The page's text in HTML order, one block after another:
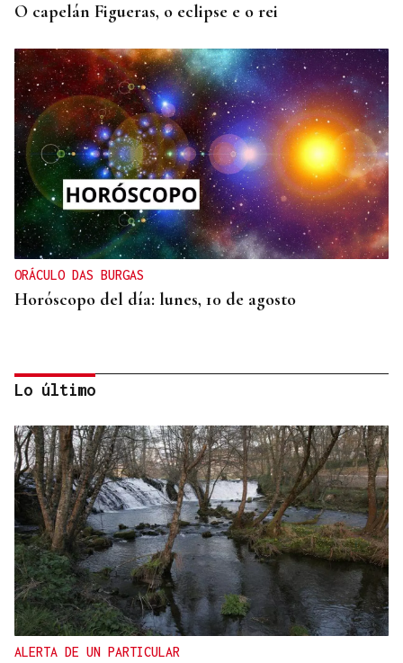
O capelán Figueras, o eclipse e o rei
ORÁCULO DAS BURGAS
Horóscopo del día: lunes, 10 de agosto
VIDA OURENSANA
El ejercicio a mediana edad retrasa el deterioro
cognitivo
Lo último
ALERTA DE UN PARTICULAR